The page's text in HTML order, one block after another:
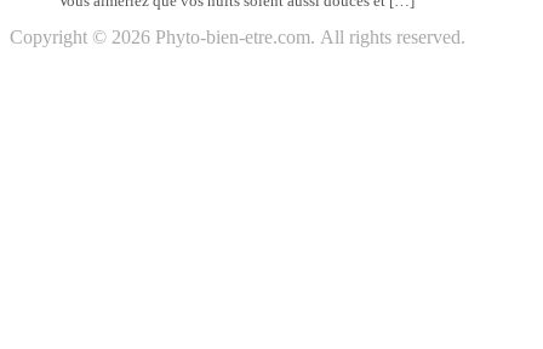
Copyright © 2026 Phyto-bien-etre.com. All rights reserved.